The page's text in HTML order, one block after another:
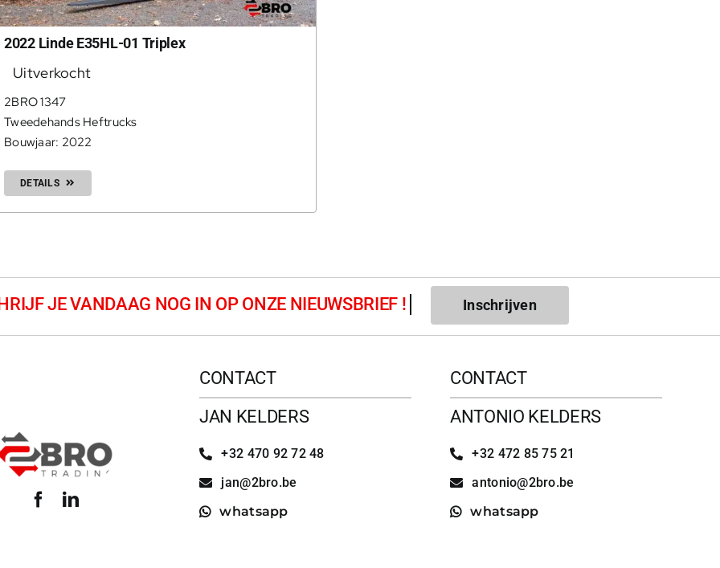
2022 Linde E35HL-01 Triplex
Uitverkocht
2BRO 1347
Tweedehands Heftrucks
Bouwjaar: 2022
DETAILS
Inschrijven
CONTACT
JAN KELDERS
+32 470 92 72 48
jan@2bro.be
whatsapp
CONTACT
ANTONIO KELDERS
+32 472 85 75 21
antonio@2bro.be
whatsapp